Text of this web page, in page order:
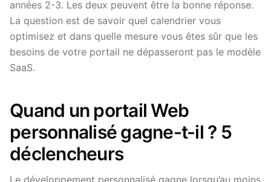
années 2-3. Les deux peuvent être la bonne réponse.
La question est de savoir quel calendrier vous
optimisez et dans quelle mesure vous êtes sûr que les
besoins de votre portail ne dépasseront pas le modèle
SaaS.
Quand un portail Web
personnalisé gagne-t-il ? 5
déclencheurs
Le développement personnalisé gagne lorsqu’au moins